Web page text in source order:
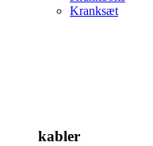
Kranksæt
kabler